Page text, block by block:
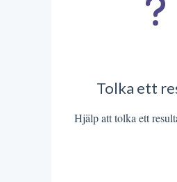
Tolka ett
Hjälp att tolka ett